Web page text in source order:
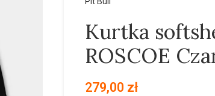
Kurtka
ROSCOE
279,00 zł